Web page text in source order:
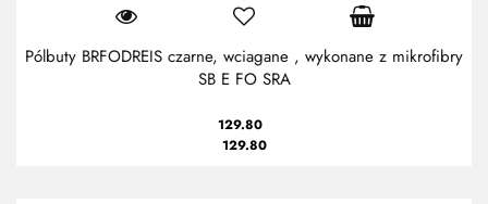
Pólbuty BRFODREIS czarne, wciagane , wykonane z mikrofibry
SB E FO SRA
129.80
129.80